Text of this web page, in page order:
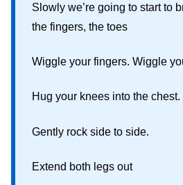
Slowly we’re going to start to
the fingers, the toes
Wiggle your fingers. Wiggle
Hug your knees into the chest.
Gently rock side to side.
Extend both legs out